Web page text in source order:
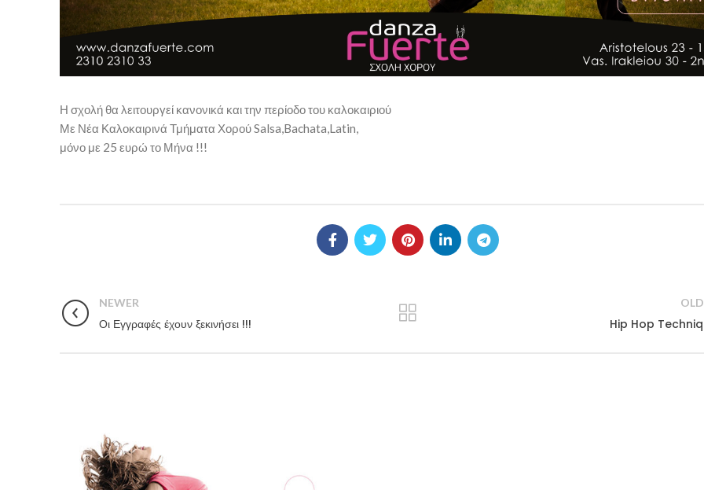
Η σχολή θα λειτουργεί κανονικά και την περίοδο του καλοκαιριού
Με Νέα Καλοκαιρινά Τμήματα Χορού Salsa,Bachata,Latin,
μόνο με 25 ευρώ το Μήνα !!!
NEWER
Οι Εγγραφές έχουν ξεκινήσει !!! Hip Hop